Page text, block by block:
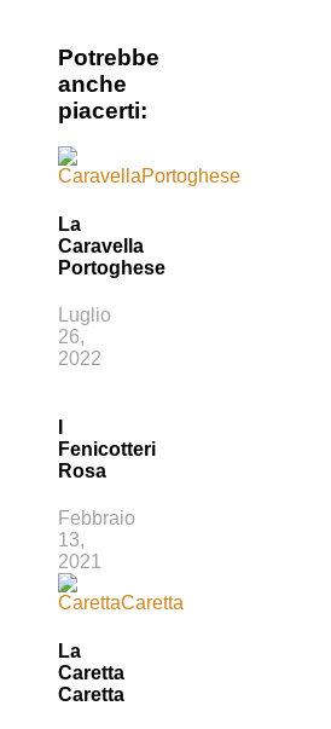
Potrebbe
anche
piacerti:
La
Caravella
Portoghese
Luglio
26,
2022
Fenicotteri
Rosa
Febbraio
13,
2021
La
Caretta
Caretta